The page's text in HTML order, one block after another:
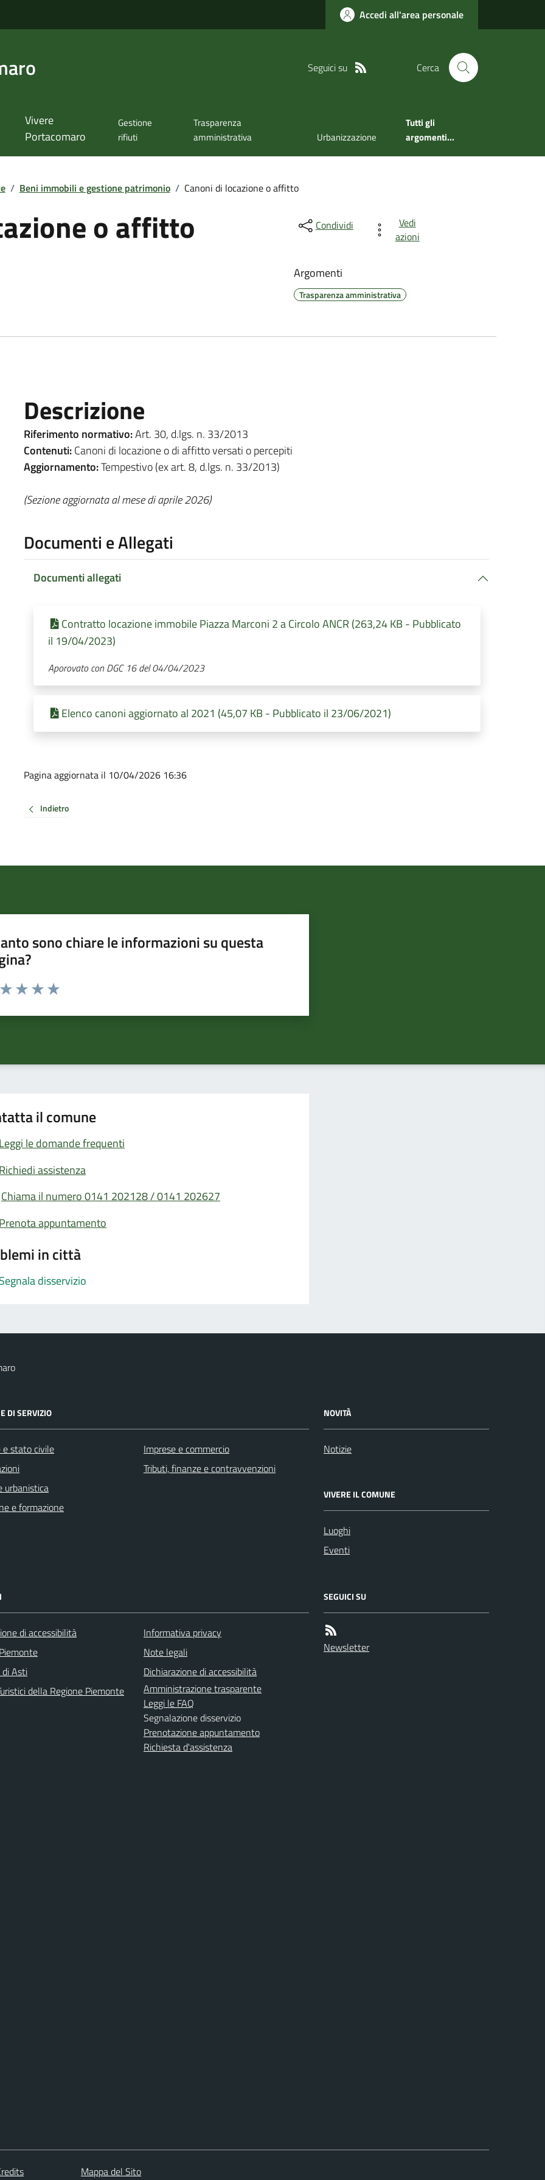
Accedi all'area personale
Seguici su Cerca
Vivere
Portacomaro
Gestione
rifiuti
Trasparenza
amministrativa
Urbanizzazione
Tutti gli
argomenti...
/ Beni immobili e gestione patrimonio / Canoni di locazione o affitto
o affitto Condividi
Vedi
azioni
Argomenti
Trasparenza amministrativa
Descrizione
Riferimento normativo:Art. 30, d.lgs. n. 33/2013
Contenuti:Canoni di locazione o di affitto versati o percepiti
Aggiornamento:Tempestivo (ex art. 8, d.lgs. n. 33/2013)
(Sezione aggiornata al mese di aprile 2026)
Documenti e Allegati
Documenti allegati
Contratto locazione immobile Piazza Marconi 2 a Circolo ANCR (263,24 KB - Pubblicato
il 19/04/2023)
Aporovato con DGC 16 del 04/04/2023
Elenco canoni aggiornato al 2021 (45,07 KB - Pubblicato il 23/06/2021)
Pagina aggiornata il 10/04/2026 16:36
Indietro
sono chiare le informazioni su questa
da 1 a 5 stelle la pagina
il comune
Leggi le domande frequenti
Richiedi assistenza
Chiama il numero 0141 202128 / 0141 202627
Prenota appuntamento
in città
Segnala disservizio
DI SERVIZIO
e stato civile
urbanistica
e formazione
Imprese e commercio
Tributi, finanze e contravvenzioni
NOVITÀ
Notizie
VIVERE IL COMUNE
Luoghi
Eventi
di accessibilità
di Asti
della Regione Piemonte
Informativa privacy
Note legali
Dichiarazione di accessibilità
Amministrazione trasparente
Leggi le FAQ
Segnalazione disservizio
Prenotazione appuntamento
Richiesta d'assistenza
SEGUICI SU
Newsletter
Mappa del Sito